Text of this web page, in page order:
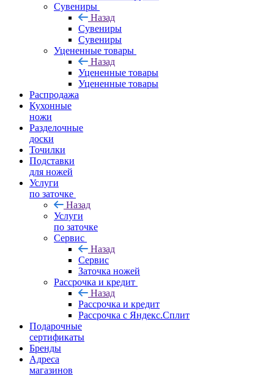
Сувениры
Назад
Сувениры
Сувениры
Уцененные товары
Назад
Уцененные товары
Уцененные товары
Распродажа
Кухонные
ножи
Разделочные
доски
Точилки
Подставки
для ножей
Услуги
по заточке
Назад
Услуги
по заточке
Сервис
Назад
Сервис
Заточка ножей
Рассрочка и кредит
Назад
Рассрочка и кредит
Рассрочка с Яндекс.Сплит
Подарочные
сертификаты
Бренды
Адреса
магазинов